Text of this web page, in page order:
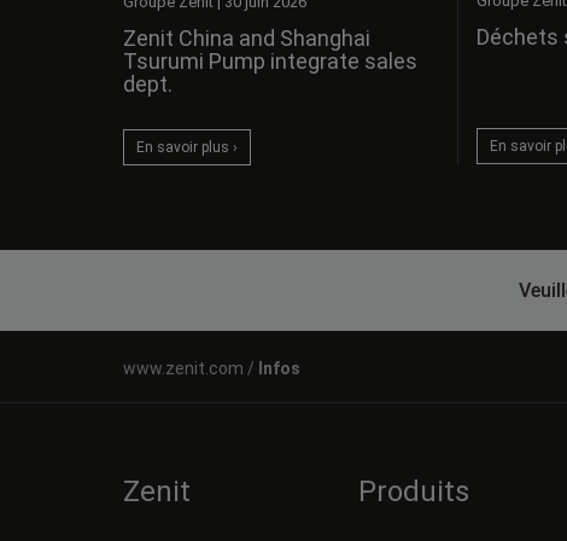
Zenit China and Shanghai
Tsurumi Pump integrate sales
dept.
En savoir plus ›
Déchets
En savoir
Infos
Zenit Produits